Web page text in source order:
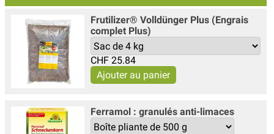
Frutilizer® Volldünger Plus (Engrais
complet Plus)
CHF 25.84
Ferramol : granulés anti-limaces